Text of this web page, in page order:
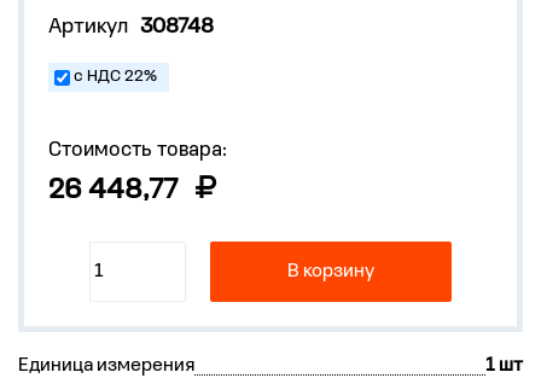
Артикул 308748
с НДС 22%
Стоимость товара:
26 448,77
В корзину
Единица измерения
1 шт